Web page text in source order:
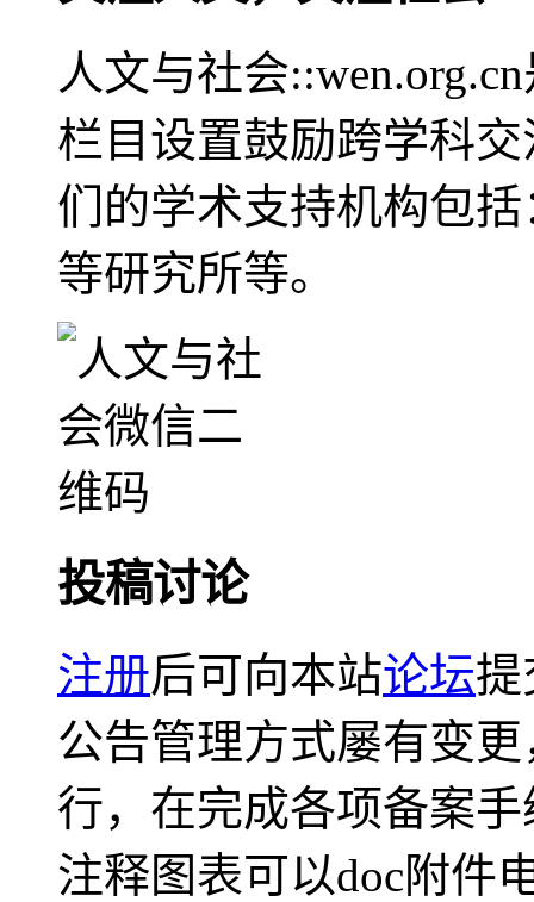
人文与社会
栏目设置鼓励跨学科
们的学术支持机构包
等研究所等。
投稿讨论
注册后可向本站论坛提
公告管理方式屡有变
行，在完成各项备案
注释图表可以doc附件